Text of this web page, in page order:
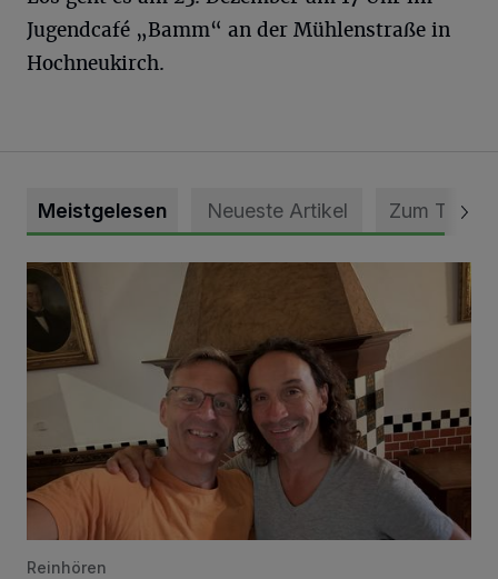
Jugendcafé „Bamm“ an der Mühlenstraße in
Hochneukirch.
Meistgelesen Neueste Artikel Zum Thema
„Loss dir nix jefalle“ in 7 Tage 1 Song
Reinhören